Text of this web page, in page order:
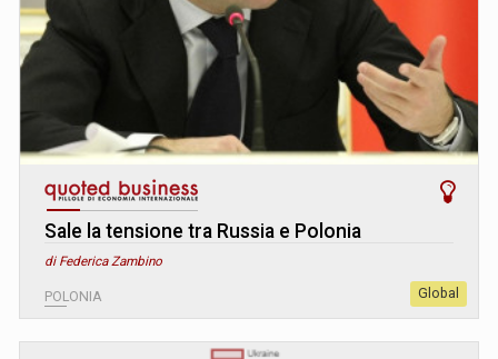
Sale la tensione tra Russia e Polonia
di Federica Zambino
POLONIA Global